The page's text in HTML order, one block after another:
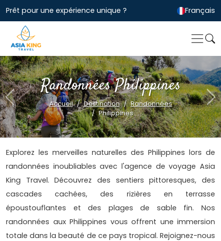
Prêt pour une expérience unique ? Français
Randonnées Philippines
Accueil Destination
Randonnées
Philippines
Previous
Explorez les merveilles naturelles des Philippines lors de
randonnées inoubliables avec l'agence de voyage Asia
King Travel. Découvrez des sentiers pittoresques, des
cascades cachées, des rizières en terrasse
époustouflantes et des plages de sable fin. Nos
randonnées aux Philippines vous offrent une immersion
totale dans la beauté de ce pays tropical. Rejoignez-nous